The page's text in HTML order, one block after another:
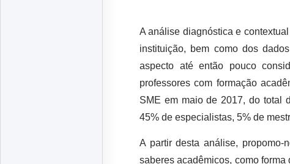
A análise diagnóstica e
instituição, bem como dos
aspecto até então pouco
professores com formação
SME em maio de 2017, do total
45% de especialistas, 5% de
A partir desta análise,
saberes acadêmicos, como